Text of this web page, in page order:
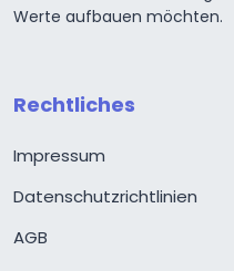
Werte aufbauen möchten.
Rechtliches
Impressum
Datenschutzrichtlinien
AGB